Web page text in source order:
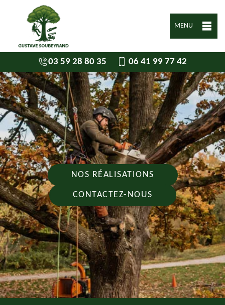
MENU
03 59 28 80 35 06 41 99 77 42
NOS RÉALISATIONS
CONTACTEZ-NOUS